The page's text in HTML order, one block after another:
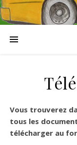
Vous trouverez
tous les
télécharger au